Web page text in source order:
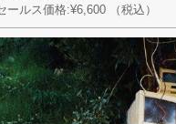
ールス価格:¥6,600
（税込）